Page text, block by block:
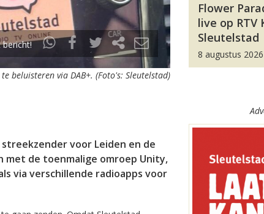
bericht!
beluisteren via DAB+. (Foto's: Sleutelstad)
voor Leiden en de
met de toenmalige omroep Unity,
via verschillende radioapps voor
Flower
live op RTV
Sleutelstad
8 augustus 2026